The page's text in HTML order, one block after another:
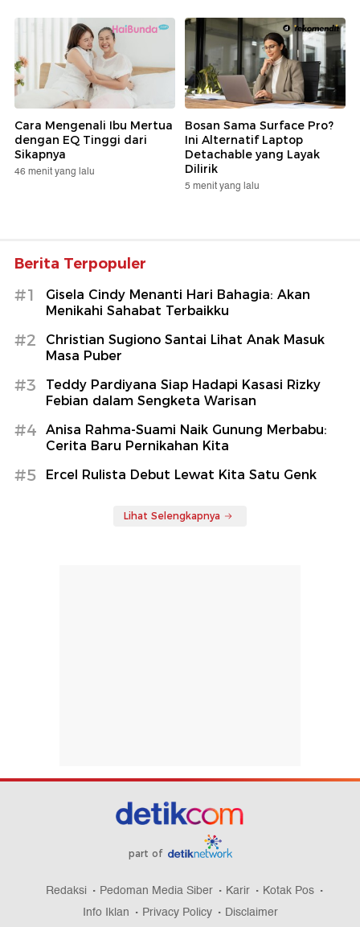
Cara Mengenali Ibu Mertua
dengan EQ Tinggi dari
Sikapnya
46 menit yang lalu
Bosan Sama Surface Pro?
Ini Alternatif Laptop
Detachable yang Layak
Dilirik
5 menit yang lalu
Berita Terpopuler
#1
Gisela Cindy Menanti Hari Bahagia: Akan
Menikahi Sahabat Terbaikku
#2
Christian Sugiono Santai Lihat Anak Masuk
Masa Puber
#3
Teddy Pardiyana Siap Hadapi Kasasi Rizky
Febian dalam Sengketa Warisan
#4
Anisa Rahma-Suami Naik Gunung Merbabu:
Cerita Baru Pernikahan Kita
#5 Ercel Rulista Debut Lewat Kita Satu Genk
Lihat Selengkapnya
part of
Redaksi Pedoman Media Siber Karir
Kotak Pos
Info Iklan
Privacy Policy Disclaimer